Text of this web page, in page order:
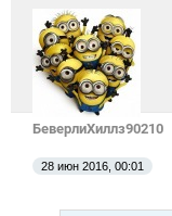
БеверлиХиллз90210
28 июн 2016, 00:01